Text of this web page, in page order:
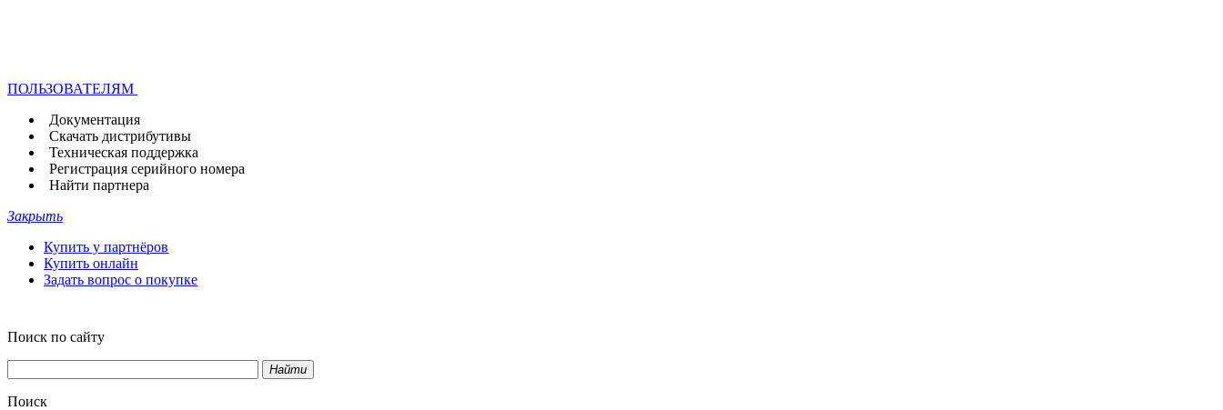
ПОЛЬЗОВАТЕЛЯМ
Документация
Скачать дистрибутивы
Техническая поддержка
Регистрация серийного номера
Найти партнера
Закрыть
Купить у партнёров
Купить онлайн
Задать вопрос о покупке
Поиск по сайту
Найти
Поиск